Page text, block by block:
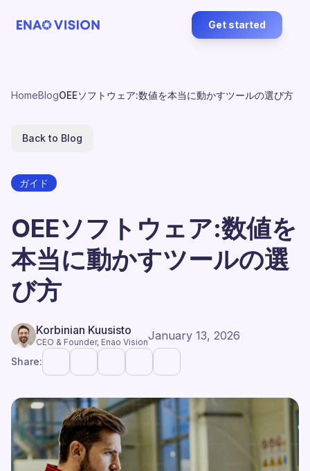
Get started
HomeBlogOEEソフトウェア:数値を本当に動かすツールの選び方
Back to Blog
ガイド
OEEソフトウェア:数値を
本当に動かすツールの選
び方
Korbinian Kuusisto
CEO & Founder, Enao VisionJanuary 13, 2026
Share: